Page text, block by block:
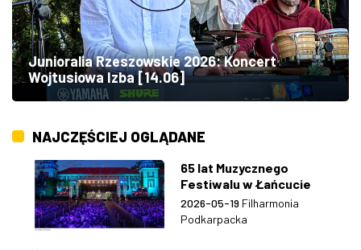
Junioralia Rzeszowskie 2026: Koncert
Wojtusiowa Izba [14.06]
NAJCZĘŚCIEJ OGLĄDANE
65 lat Muzycznego
Festiwalu w Łańcucie
2026-05-19 Filharmonia
Podkarpacka